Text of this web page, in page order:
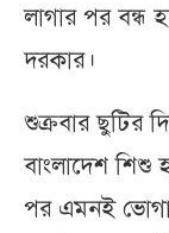
লাগার পর বন্ধ
দরকার।
শুক্রবার ছুটির
বাংলাদেশ
পর এমনই